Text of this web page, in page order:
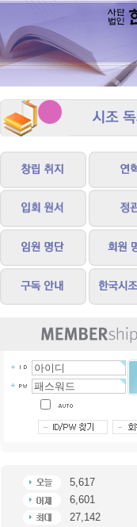
5,617
6,601
27,142